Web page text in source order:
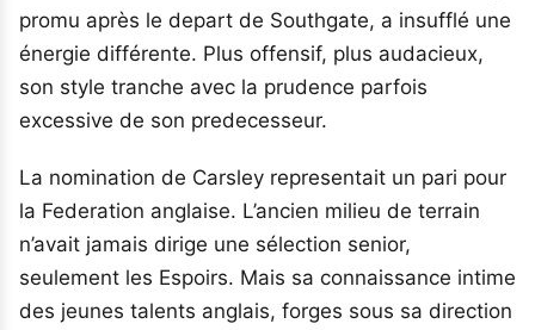
promu après le depart de Southgate, a insufflé une
énergie différente. Plus offensif, plus audacieux,
son style tranche avec la prudence parfois
excessive de son predecesseur.
La nomination de Carsley representait un pari pour
la Federation anglaise. L’ancien milieu de terrain
n’avait jamais dirige une sélection senior,
seulement les Espoirs. Mais sa connaissance intime
des jeunes talents anglais, forges sous sa direction